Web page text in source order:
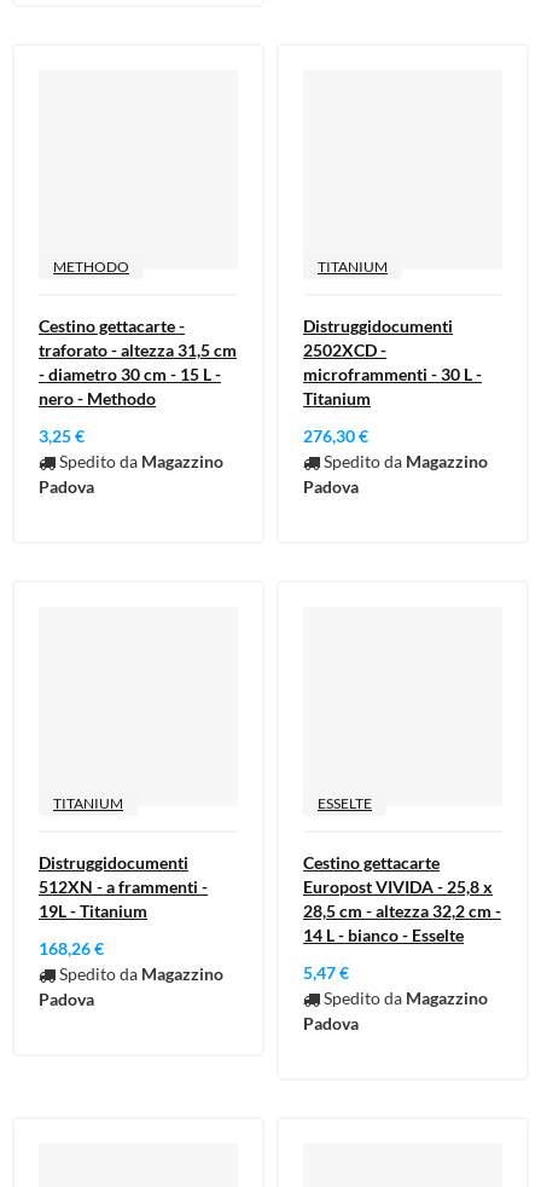
METHODO
Cestino gettacarte -
traforato - altezza 31,5 cm
- diametro 30 cm - 15 L -
nero - Methodo
3,25 €
Spedito da Magazzino
Padova
TITANIUM
Distruggidocumenti
2502XCD -
microframmenti - 30 L -
Titanium
276,30 €
Spedito da Magazzino
Padova
TITANIUM
Distruggidocumenti
512XN - a frammenti -
19L - Titanium
168,26 €
Spedito da Magazzino
Padova
ESSELTE
Cestino gettacarte
Europost VIVIDA - 25,8 x
28,5 cm - altezza 32,2 cm -
14 L - bianco - Esselte
5,47 €
Spedito da Magazzino
Padova